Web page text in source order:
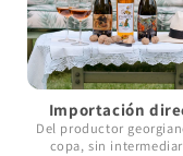
Importación
Del productor
copa, sin